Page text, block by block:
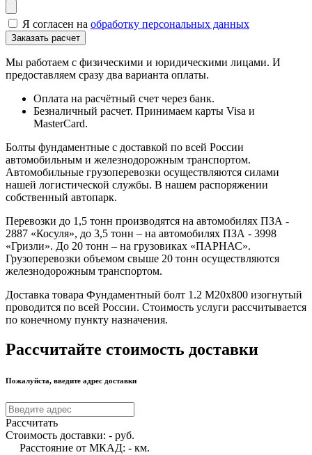
Я согласен на обработку персональных данных
Мы работаем с физическими и юридическими лицами. И
предоставляем сразу два варианта оплаты.
Оплата на расчётный счет через банк.
Безналичный расчет. Принимаем карты Visa и
MasterCard.
Болты фундаментные с доставкой по всей России
автомобильным и железнодорожным транспортом.
Автомобильные грузоперевозки осуществляются силами
нашей логистической службы. В нашем распоряжении
собственный автопарк.
Перевозки до 1,5 тонн производятся на автомобилях ПЗА -
2887 «Косуля», до 3,5 тонн – на автомобилях ПЗА - 3998
«Гризли». До 20 тонн – на грузовиках «ПАРНАС».
Грузоперевозки объемом свыше 20 тонн осуществляются
железнодорожным транспортом.
Доставка товара Фундаментный болт 1.2 М20х800 изогнутый
проводится по всей России. Стоимость услуги рассчитывается
по конечному пункту назначения.
Рассчитайте стоимость доставки
Пожалуйста, введите адрес доставки
Рассчитать
Стоимость доставки: - руб.
Расстояние от МКАД: - км.